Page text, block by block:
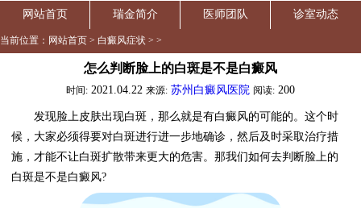
网站首页 瑞金简介 医师团队 诊室动态
当前位置： 网站首页 > 白癜风症状 > >
怎么判断脸上的白斑是不是白癜风
时间: 2021.04.22 来源: 苏州白癜风医院 阅读: 200
发现脸上皮肤出现白斑，那么就是有白癜风的可能的。这个时
候，大家必须得要对白斑进行进一步地确诊，然后及时采取治疗措
施，才能不让白斑扩散带来更大的危害。那我们如何去判断脸上的
白斑是不是白癜风?